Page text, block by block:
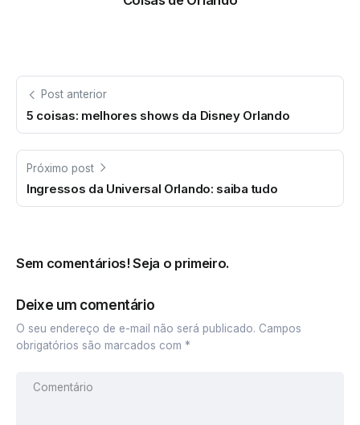
Post anterior
5 coisas: melhores shows da Disney Orlando
Próximo post
Ingressos da Universal Orlando: saiba tudo
Sem comentários! Seja o primeiro.
Deixe um comentário
O seu endereço de e-mail não será publicado. Campos
obrigatórios são marcados com *